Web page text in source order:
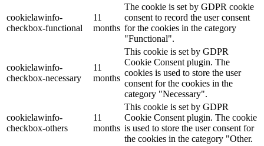
cookielawinfo-
checkbox-functional
11
months
The cookie is set by GDPR cookie
consent to record the user consent
for the cookies in the category
"Functional".
cookielawinfo-
checkbox-necessary
11
months
This cookie is set by GDPR
Cookie Consent plugin. The
cookies is used to store the user
consent for the cookies in the
category "Necessary".
cookielawinfo-
checkbox-others
11
months
This cookie is set by GDPR
Cookie Consent plugin. The cookie
is used to store the user consent for
the cookies in the category "Other.